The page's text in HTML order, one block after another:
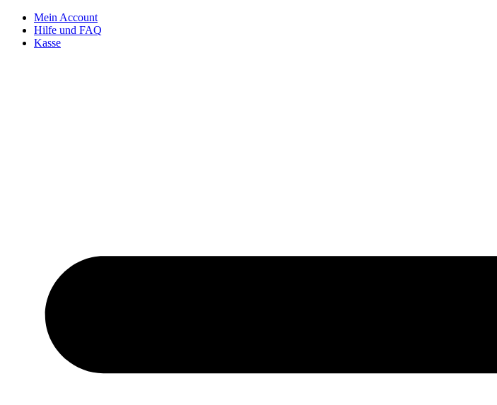
Zum
Inhalt
springen
Mein Account
Hilfe und FAQ
Kasse